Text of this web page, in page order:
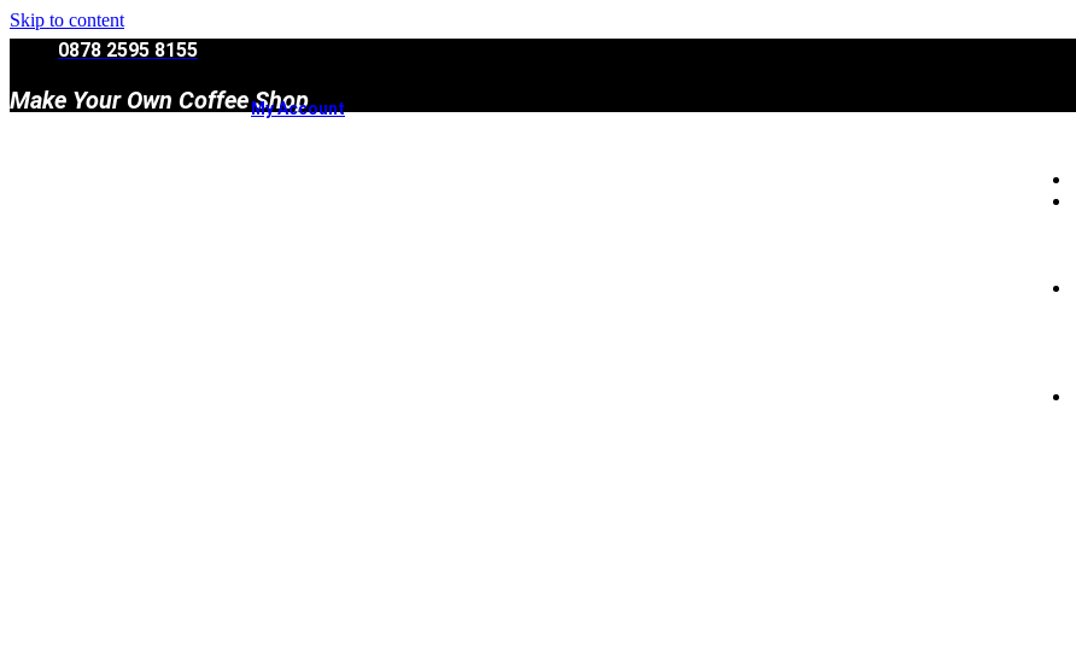
Skip to content
0878 2595 8155
Make Your Own Coffee Shop
My Account